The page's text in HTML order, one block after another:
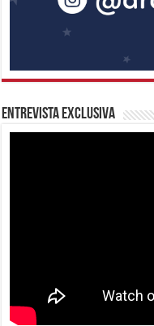
Entrevista Exclusiva